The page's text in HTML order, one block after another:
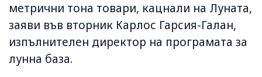
метрични тона товари, кацнали на Луната,
заяви във вторник Карлос Гарсия-Галан,
изпълнителен директор на програмата за
лунна база.